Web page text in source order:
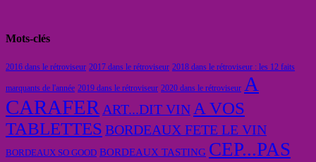
Mots-clés
2016 dans le rétroviseur 2017 dans le rétroviseur 2018 dans le rétroviseur : les 12 faits
marquants de l'année 2019 dans le rétroviseur 2020 dans le rétroviseur A
CARAFER ART...DIT VIN A VOS
TABLETTES BORDEAUX FETE LE VIN
BORDEAUX SO GOOD BORDEAUX TASTING CEP...PAS